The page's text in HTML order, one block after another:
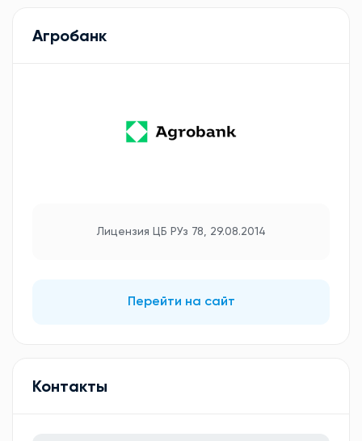
Агробанк
Лицензия ЦБ РУз 78, 29.08.2014
Перейти на сайт
Контакты